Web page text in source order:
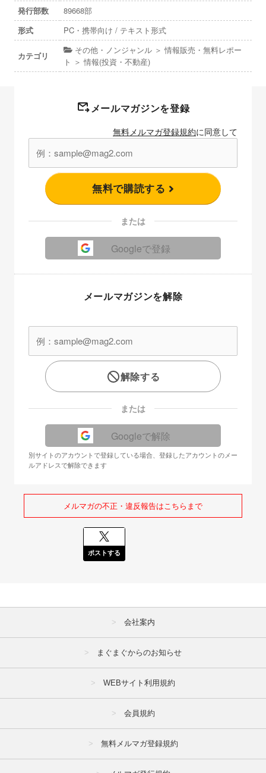
発行部数
89668部
形式
PC・携帯向け / テキスト形式
カテゴリ
その他・ノンジャンル ＞ 情報販売・無料レポー
ト ＞ 情報(投資・不動産)
メールマガジンを登録
無料メルマガ登録規約に同意して
無料で購読する
または
Googleで登録
メールマガジンを解除
解除する
または
Googleで解除
別サイトのアカウントで登録している場合、登録したアカウントのメー
ルアドレスで解除できます
メルマガの不正・違反報告はこちらまで
ポストする
会社案内
まぐまぐからのお知らせ
WEBサイト利用規約
会員規約
無料メルマガ登録規約